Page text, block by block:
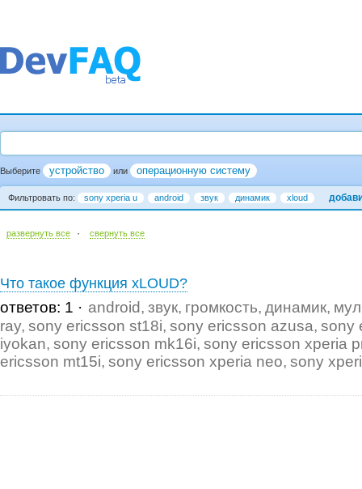
Выберите устройство или операционную систему
Фильтровать по: sony xperia u android звук динамик xloud
развернуть все · cвернуть все
Что такое функция xLOUD?
ответов: 1 android звук громкость динамик
ray sony ericsson st18i sony ericsson azusa sony
iyokan sony ericsson mk16i sony ericsson xperia
ericsson mt15i sony ericsson xperia neo sony